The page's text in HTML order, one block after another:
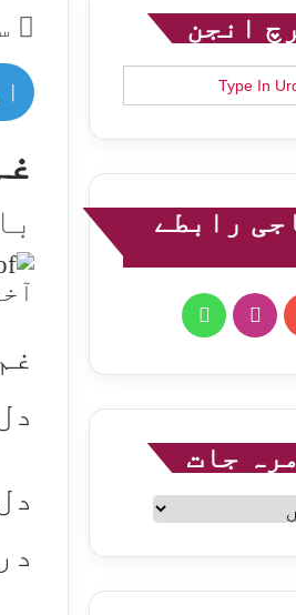
انجن
رابطے
YouTube
Instagram
WhatsApp
جات